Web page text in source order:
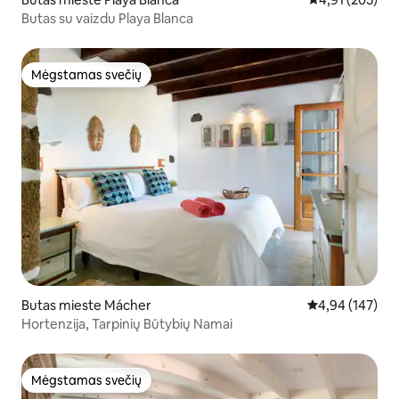
Butas su vaizdu Playa Blanca
Mėgstamas svečių
Mėgstamas svečių
Butas mieste Mácher Vidutinis
4,94 (147)
Hortenzija, Tarpinių Būtybių Namai
Mėgstamas svečių
Mėgstamas svečių